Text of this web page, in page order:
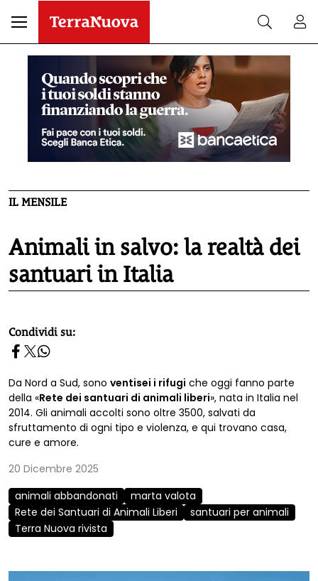
IL MENSILE
Animali in salvo: la realtà dei
santuari in Italia
homepage h2
Condividi su:
Da Nord a Sud, sono ventisei i rifugi che oggi fanno parte
della «Rete dei santuari di animali liberi», nata in Italia nel
2014. Gli animali accolti sono oltre 3500, salvati da
sfruttamento di ogni tipo e violenza, e qui trovano casa,
cure e amore.
20 Dicembre 2025
animali abbandonati
marta valota
Rete dei Santuari di Animali Liberi
santuari per animali
Terra Nuova rivista